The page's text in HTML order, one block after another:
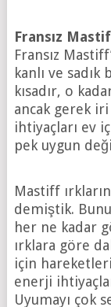
Fransız
Fransız
kanlı ve
kısadır, o
ancak gerek
ihtiyaçları ev
pek uygun
Mastiff
demiştik. Bunu
her ne kadar
ırklara göre
için hareketleri
enerji
Uyumayı çok